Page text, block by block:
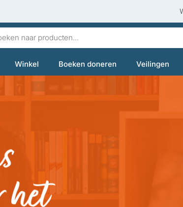
Winkel Boeken doneren Veilingen